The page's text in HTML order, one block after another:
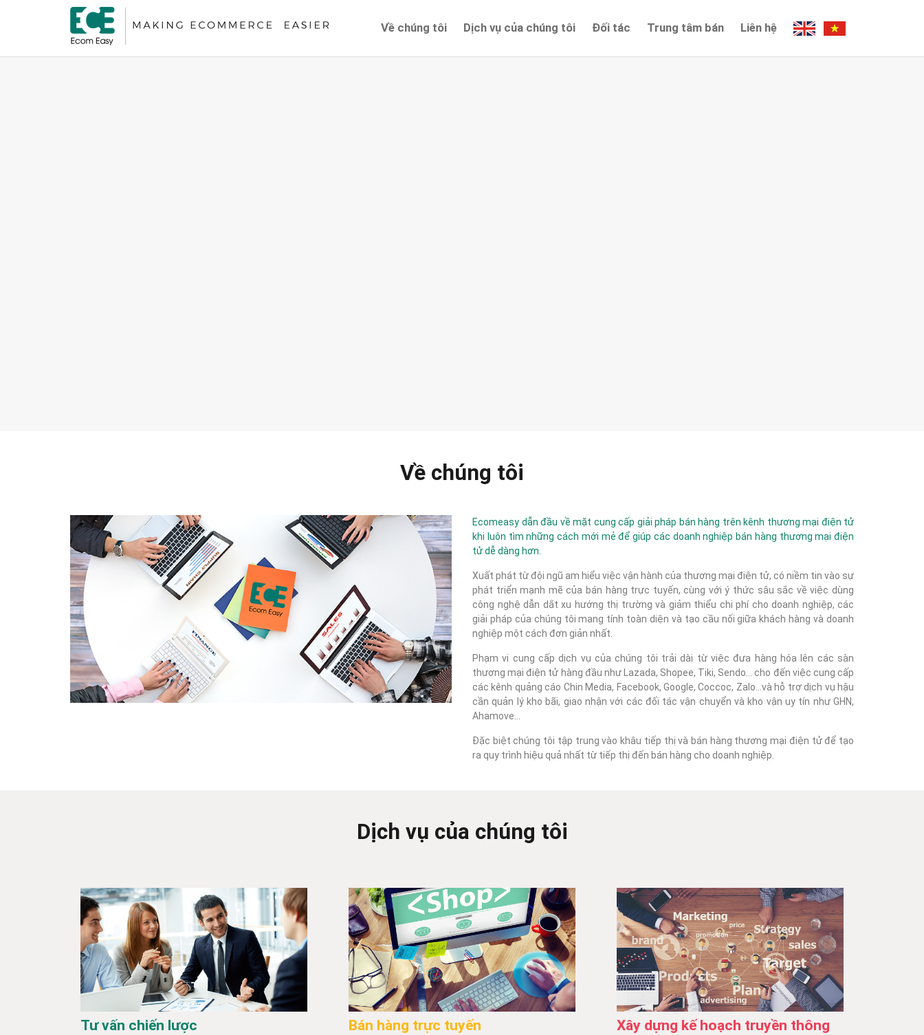
Về chúng tôi Dịch vụ của chúng tôi Đối tác Trung tâm bán Liên hệ
Về chúng tôi
Ecomeasy dẫn đầu về mặt cung cấp giải pháp bán hàng trên kênh thương mại điện tử
khi luôn tìm những cách mới mẻ để giúp các doanh nghiệp bán hàng thương mại điện
tử dễ dàng hơn.
Xuất phát từ đội ngũ am hiểu việc vận hành của thương mại điện tử, có niềm tin vào sự
phát triển mạnh mẽ của bán hàng trực tuyến, cùng với ý thức sâu sắc về việc dùng
công nghệ dẫn dắt xu hướng thị trường và giảm thiểu chi phí cho doanh nghiệp, các
giải pháp của chúng tôi mang tính toàn diện và tạo cầu nối giữa khách hàng và doanh
nghiệp một cách đơn giản nhất.
Phạm vi cung cấp dịch vụ của chúng tôi trải dài từ việc đưa hàng hóa lên các sàn
thương mại điện tử hàng đầu như Lazada, Shopee, Tiki, Sendo... cho đến việc cung cấp
các kênh quảng cáo Chin Media, Facebook, Google, Coccoc, Zalo...và hỗ trợ dịch vụ hậu
cần quản lý kho bãi, giao nhận với các đối tác vận chuyển và kho vận uy tín như GHN,
Ahamove...
Đặc biệt chúng tôi tập trung vào khâu tiếp thị và bán hàng thương mại điện tử để tạo
ra quy trình hiệu quả nhất từ tiếp thị đến bán hàng cho doanh nghiệp.
Dịch vụ của chúng tôi
Tư vấn chiến lược Bán hàng trực tuyến Xây dựng kế hoạch truyền thông